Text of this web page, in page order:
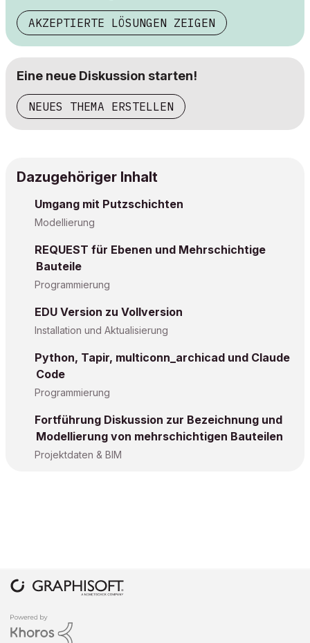
AKZEPTIERTE LÖSUNGEN ZEIGEN
Eine neue Diskussion starten!
NEUES THEMA ERSTELLEN
Dazugehöriger Inhalt
Umgang mit Putzschichten
Modellierung
REQUEST für Ebenen und Mehrschichtige
Bauteile
Programmierung
EDU Version zu Vollversion
Installation und Aktualisierung
Python, Tapir, multiconn_archicad und Claude
Code
Programmierung
Fortführung Diskussion zur Bezeichnung und
Modellierung von mehrschichtigen Bauteilen
Projektdaten & BIM